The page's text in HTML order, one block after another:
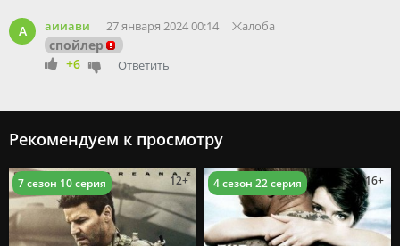
А аииави 27 января 2024 00:14 Жалоба
спойлер
+6
Ответить
Рекомендуем к просмотру
7 сезон 10 серия 12+ 4 сезон 22 серия 16+